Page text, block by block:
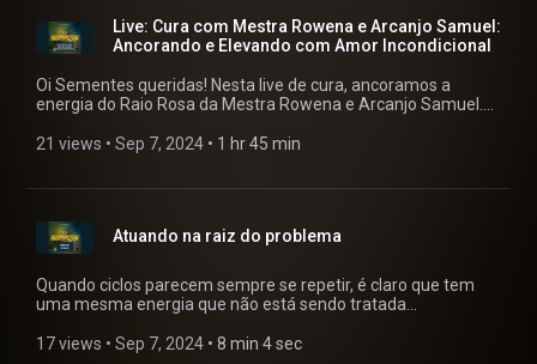
Live: Cura com Mestra Rowena e Arcanjo Samuel:
Ancorando e Elevando com Amor Incondicional
Oi Sementes queridas! Nesta live de cura, ancoramos a
energia do Raio Rosa da Mestra Rowena e Arcanjo Samuel.
seres com a pureza do Amor Incondicional que somos. Uma
oportunidade de servir! Deixo aqui o pix para quem puder e
sentir o chamado para contribuir para manutenção dos
trabalhos: BANCO INTER (077) Sementes das Estrelas LTDA
Chave Pix: bieljaguar@gmail.com ----------------------------
BANCO ITAÚ (341) Sementes das Estrelas LTDA Chave Pix:
30.215.049/0001-22 Não esqueçam de enviar para alguém
que sintam que essa live poderá ajudar de alguma forma e
também de curtir o vídeo, pois ajuda a alcançar mais
21 views • Sep 7, 2024 • 1 hr 45 min
Atuando na raiz do problema
Quando ciclos parecem sempre se repetir, é claro que tem
uma mesma energia que não está sendo tratada
apenas mascarando porque sempre vai voltar até
17 views • Sep 7, 2024 • 8 min 4 sec